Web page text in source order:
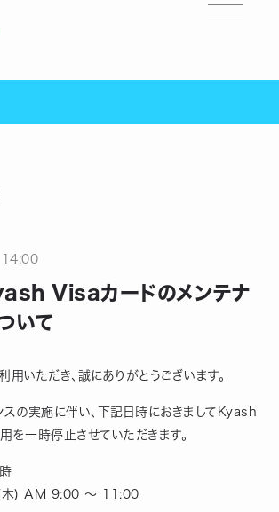
14:00
Visaカードのメンテナ
いて
いただき、誠にありがとうございます。
スの実施に伴い、下記日時におきましてKyash
を一時停止させていただきます。
木) AM 9:00 ～ 11:00